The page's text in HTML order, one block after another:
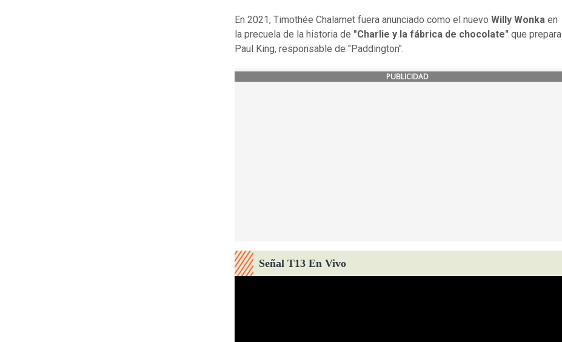
En 2021, Timothée Chalamet fuera anunciado como el nuevo Willy Wonka en
la precuela de la historia de "Charlie y la fábrica de chocolate" que prepara
Paul King, responsable de "Paddington".
PUBLICIDAD
Señal T13 En Vivo